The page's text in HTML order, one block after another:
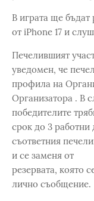
В играта ще бъдат
от iPhone 17 и
Печелившият
уведомен, че
профила на
Организатора . В
победителите
срок до 3 работни
съответния
и се заменя от
резервата, която
лично съобщение.